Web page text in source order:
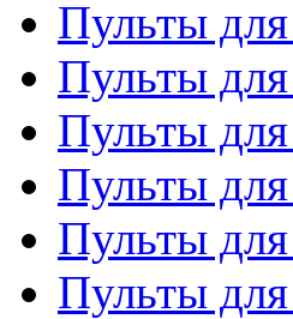
Пульты
Пульты
Пульты
Пульты
Пульты
Пульты